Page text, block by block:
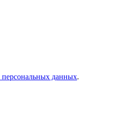
персональных данных.